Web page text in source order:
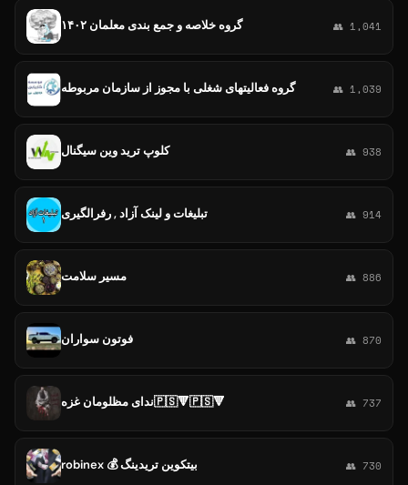
گروه خلاصه و جمع بندی معلمان ۱۴۰۲ 👥 1,041
گروه فعالیتهای شغلی با مجوز از سازمان مربوطه 👥 1,039
کلوپ ترید وین سیگنال 👥 938
تبلیغات و لینک آزاد , رفرالگیری 👥 914
مسیر سلامت 👥 886
فوتون سواران 👥 870
ندای مظلومان غزه🇵🇸🔻🇵🇸🔻 👥 737
robinex 💰 بیتکوین تریدینگ 👥 730